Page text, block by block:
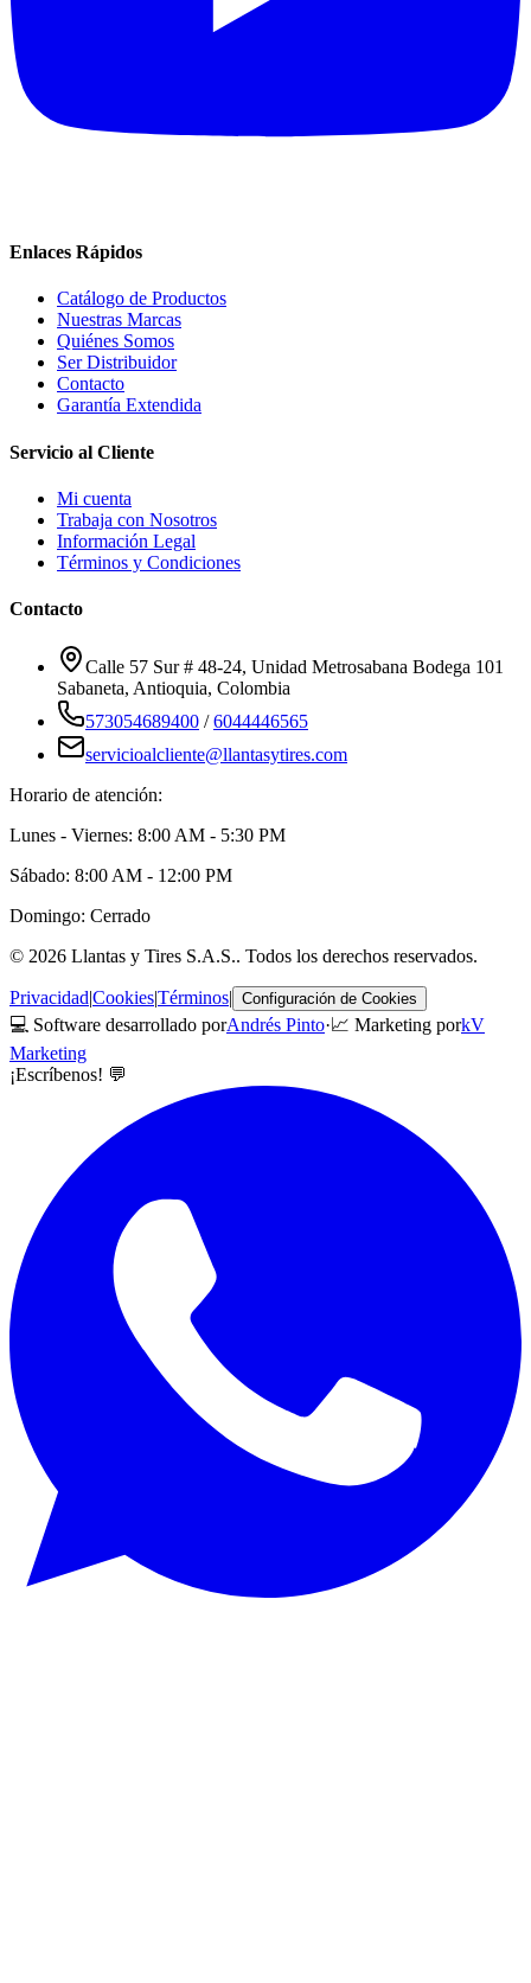
Enlaces Rápidos
Catálogo de Productos
Nuestras Marcas
Quiénes Somos
Ser Distribuidor
Contacto
Garantía Extendida
Servicio al Cliente
Mi cuenta
Trabaja con Nosotros
Información Legal
Términos y Condiciones
Contacto
Calle 57 Sur # 48-24, Unidad Metrosabana Bodega 101
Sabaneta, Antioquia, Colombia
573054689400 /6044446565
servicioalcliente@llantasytires.com
Horario de atención:
Lunes - Viernes: 8:00 AM - 5:30 PM
Sábado: 8:00 AM - 12:00 PM
Domingo: Cerrado
© 2026 Llantas y Tires S.A.S.. Todos los derechos reservados.
Privacidad|Cookies|Términos| Configuración de Cookies
💻 Software desarrollado porAndrés Pinto·📈 Marketing porkV
Marketing
¡Escríbenos! 💬